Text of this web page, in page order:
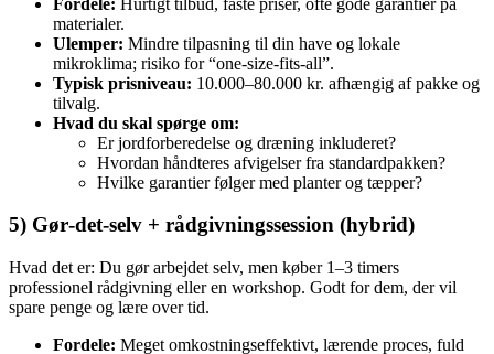
materialer.
Ulemper: Mindre tilpasning til din have og lokale
mikroklima; risiko for “one‑size‑fits‑all”.
Typisk prisniveau: 10.000–80.000 kr. afhængig af pakke og
tilvalg.
Hvad du skal spørge om:
Er jordforberedelse og dræning inkluderet?
Hvordan håndteres afvigelser fra standardpakken?
Hvilke garantier følger med planter og tæpper?
5) Gør‑det‑selv + rådgivningssession (hybrid)
Hvad det er: Du gør arbejdet selv, men køber 1–3 timers
professionel rådgivning eller en workshop. Godt for dem, der vil
spare penge og lære over tid.
Fordele: Meget omkostningseffektivt, lærende proces, fuld